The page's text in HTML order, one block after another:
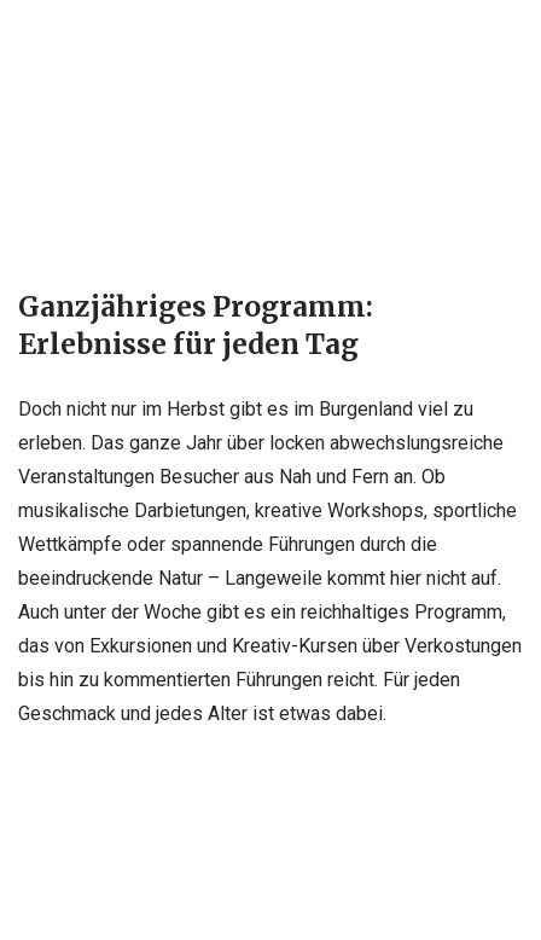
Ganzjähriges Programm:
Erlebnisse für jeden Tag
Doch nicht nur im Herbst gibt es im Burgenland viel zu
erleben. Das ganze Jahr über locken abwechslungsreiche
Veranstaltungen Besucher aus Nah und Fern an. Ob
musikalische Darbietungen, kreative Workshops, sportliche
Wettkämpfe oder spannende Führungen durch die
beeindruckende Natur – Langeweile kommt hier nicht auf.
Auch unter der Woche gibt es ein reichhaltiges Programm,
das von Exkursionen und Kreativ-Kursen über Verkostungen
bis hin zu kommentierten Führungen reicht. Für jeden
Geschmack und jedes Alter ist etwas dabei.